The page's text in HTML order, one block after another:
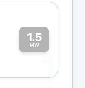
1.5
MW
1